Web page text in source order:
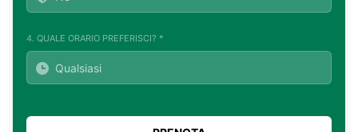
4. QUALE ORARIO PREFERISCI? *